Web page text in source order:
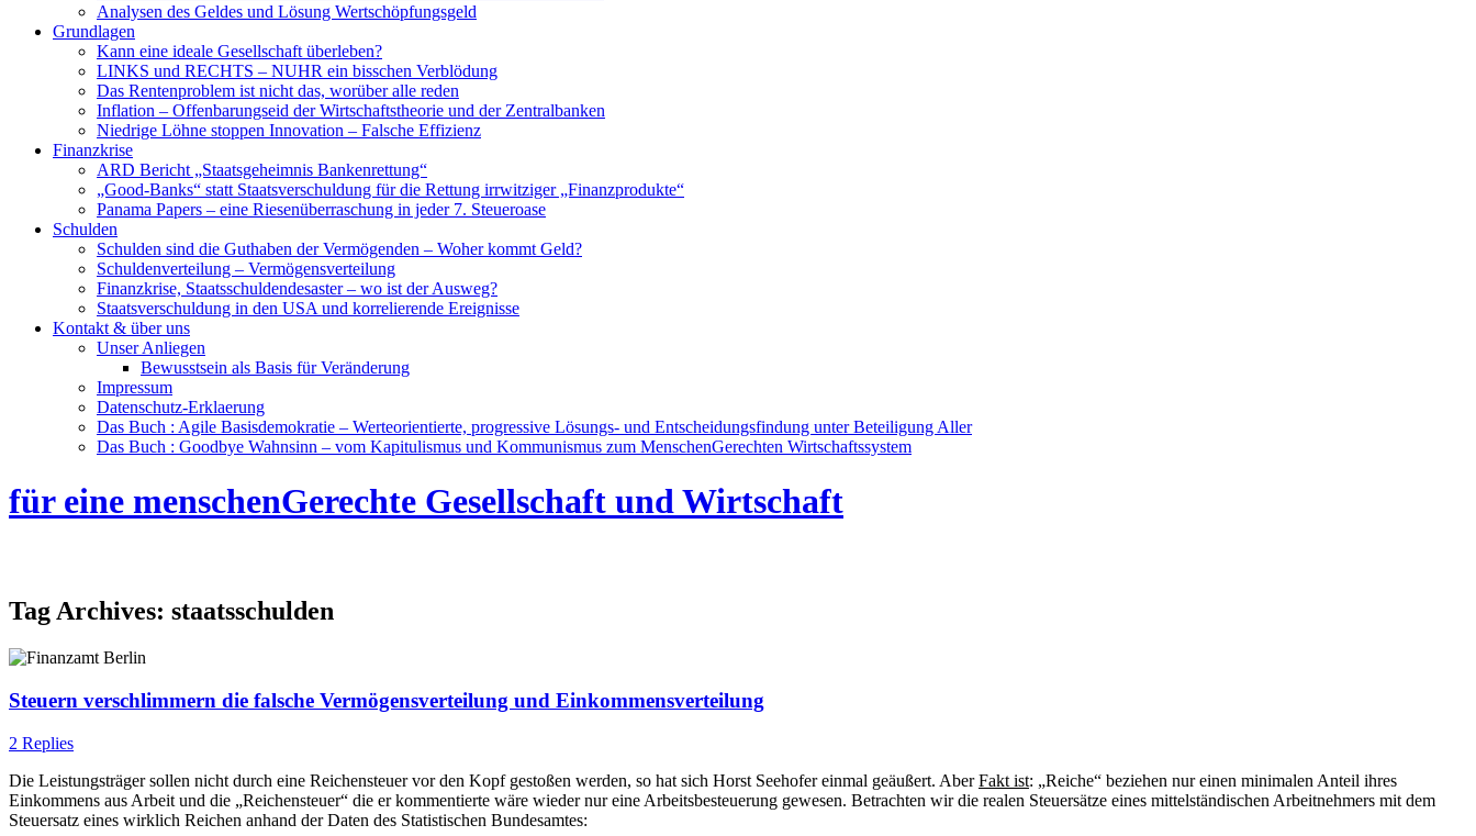
Analysen des Geldes und Lösung Wertschöpfungsgeld
Grundlagen
Kann eine ideale Gesellschaft überleben?
LINKS und RECHTS – NUHR ein bisschen Verblödung
Das Rentenproblem ist nicht das, worüber alle reden
Inflation – Offenbarungseid der Wirtschaftstheorie und der Zentralbanken
Niedrige Löhne stoppen Innovation – Falsche Effizienz
Finanzkrise
ARD Bericht „Staatsgeheimnis Bankenrettung“
„Good-Banks“ statt Staatsverschuldung für die Rettung irrwitziger „Finanzprodukte“
Panama Papers – eine Riesenüberraschung in jeder 7. Steueroase
Schulden
Schulden sind die Guthaben der Vermögenden – Woher kommt Geld?
Schuldenverteilung – Vermögensverteilung
Finanzkrise, Staatsschuldendesaster – wo ist der Ausweg?
Staatsverschuldung in den USA und korrelierende Ereignisse
Kontakt & über uns
Unser Anliegen
Bewusstsein als Basis für Veränderung
Impressum
Datenschutz-Erklaerung
Das Buch : Agile Basisdemokratie – Werteorientierte, progressive Lösungs- und Entscheidungsfindung unter Beteiligung Aller
Das Buch : Goodbye Wahnsinn – vom Kapitulismus und Kommunismus zum MenschenGerechten Wirtschaftssystem
für eine menschenGerechte Gesellschaft und Wirtschaft
Tag Archives: staatsschulden
Steuern verschlimmern die falsche Vermögensverteilung und Einkommensverteilung
2 Replies
Die Leistungsträger sollen nicht durch eine Reichensteuer vor den Kopf gestoßen werden, so hat sich Horst Seehofer einmal geäußert. AberFakt ist: „Reiche“ beziehen nur einen minimalen Anteil ihres
Einkommens aus Arbeit und die „Reichensteuer“ die er kommentierte wäre wieder nur eine Arbeitsbesteuerung gewesen. Betrachten wir die realen Steuersätze eines mittelständischen Arbeitnehmers mit dem
Steuersatz eines wirklich Reichen anhand der Daten des Statistischen Bundesamtes: